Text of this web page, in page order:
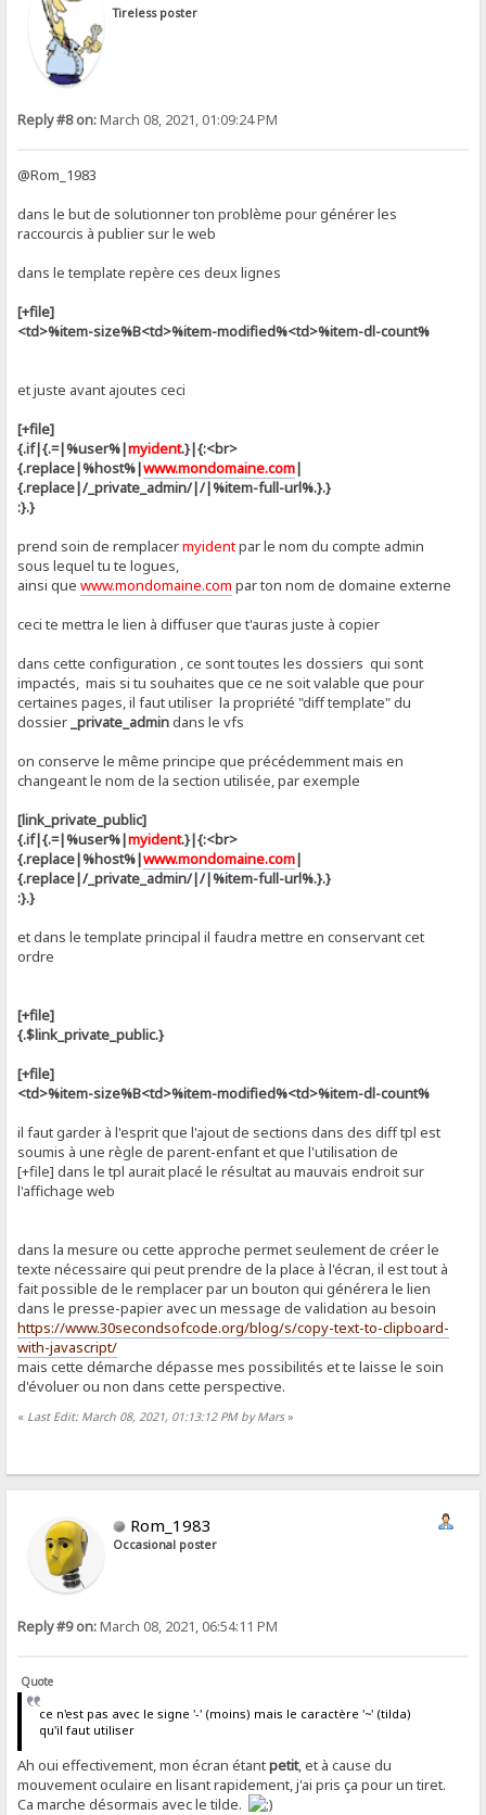
Tireless poster
Reply #8 on:March 08, 2021, 01:09:24 PM
@Rom_1983
dans le but de solutionner ton problème pour générer les
raccourcis à publier sur le web
dans le template repère ces deux lignes
[+file]
<td>%item-size%B<td>%item-modified%<td>%item-dl-count%
et juste avant ajoutes ceci
[+file]
{.if|{.=|%user%|myident.}|{:<br>
{.replace|%host%|www.mondomaine.com|
{.replace|/_private_admin/|/|%item-full-url%.}.}
:}.}
prend soin de remplacermyidentpar le nom du compte admin
sous lequel tu te logues,
ainsi quewww.mondomaine.com par ton nom de domaine externe
ceci te mettra le lien à diffuser que t'auras juste à copier
dans cette configuration , ce sont toutes les dossiers qui sont
impactés, mais si tu souhaites que ce ne soit valable que pour
certaines pages, il faut utiliser la propriété "diff template" du
dossier _private_admindans le vfs
on conserve le même principe que précédemment mais en
changeant le nom de la section utilisée, par exemple
[link_private_public]
{.if|{.=|%user%|myident.}|{:<br>
{.replace|%host%|www.mondomaine.com|
{.replace|/_private_admin/|/|%item-full-url%.}.}
:}.}
et dans le template principal il faudra mettre en conservant cet
ordre
[+file]
{.$link_private_public.}
[+file]
<td>%item-size%B<td>%item-modified%<td>%item-dl-count%
il faut garder à l'esprit que l'ajout de sections dans des diff tpl est
soumis à une règle de parent-enfant et que l'utilisation de
[+file] dans le tpl aurait placé le résultat au mauvais endroit sur
l'affichage web
dans la mesure ou cette approche permet seulement de créer le
texte nécessaire qui peut prendre de la place à l'écran, il est tout à
fait possible de le remplacer par un bouton qui générera le lien
dans le presse-papier avec un message de validation au besoin
https://www.30secondsofcode.org/blog/s/copy-text-to-clipboard-
with-javascript/
mais cette démarche dépasse mes possibilités et te laisse le soin
d'évoluer ou non dans cette perspective.
« Last Edit: March 08, 2021, 01:13:12 PM by Mars»
Rom_1983
Occasional poster
Reply #9 on:March 08, 2021, 06:54:11 PM
Quote
ce n'est pas avec le signe '-' (moins) mais le caractère '~' (tilda)
qu'il faut utiliser
Ah oui effectivement, mon écran étantpetit, et à cause du
mouvement oculaire en lisant rapidement, j'ai pris ça pour un tiret.
Ca marche désormais avec le tilde.